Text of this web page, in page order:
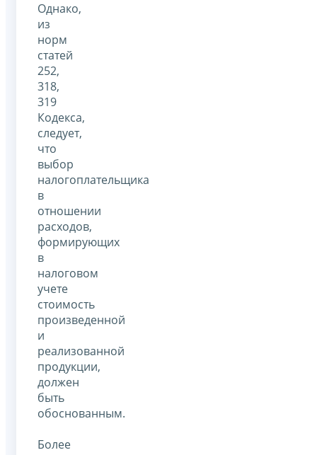
Однако,
из
норм
статей
252,
318,
319
Кодекса,
следует,
что
выбор
налогоплательщика
в
отношении
расходов,
формирующих
в
налоговом
учете
стоимость
произведенной
и
реализованной
продукции,
должен
быть
обоснованным.
Более